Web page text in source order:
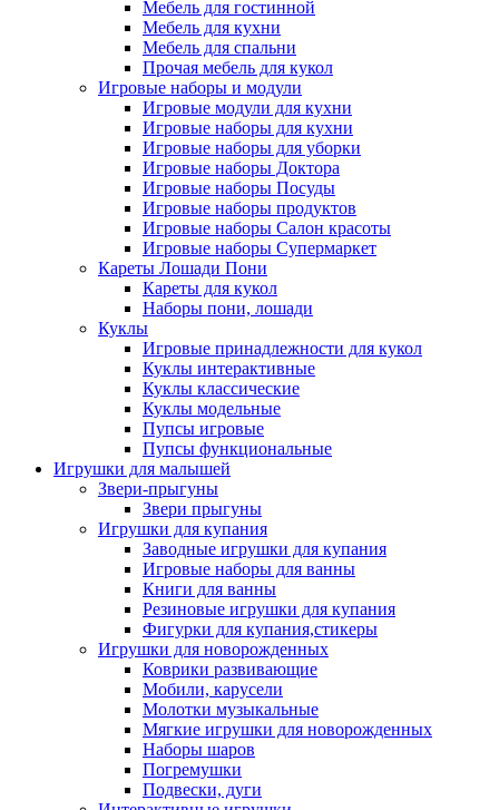
Мебель для гостинной
Мебель для кухни
Мебель для спальни
Прочая мебель для кукол
Игровые наборы и модули
Игровые модули для кухни
Игровые наборы для кухни
Игровые наборы для уборки
Игровые наборы Доктора
Игровые наборы Посуды
Игровые наборы продуктов
Игровые наборы Салон красоты
Игровые наборы Супермаркет
Кареты Лошади Пони
Кареты для кукол
Наборы пони, лошади
Куклы
Игровые принадлежности для кукол
Куклы интерактивные
Куклы классические
Куклы модельные
Пупсы игровые
Пупсы функциональные
Игрушки для малышей
Звери-прыгуны
Звери прыгуны
Игрушки для купания
Заводные игрушки для купания
Игровые наборы для ванны
Книги для ванны
Резиновые игрушки для купания
Фигурки для купания,стикеры
Игрушки для новорожденных
Коврики развивающие
Мобили, карусели
Молотки музыкальные
Мягкие игрушки для новорожденных
Наборы шаров
Погремушки
Подвески, дуги